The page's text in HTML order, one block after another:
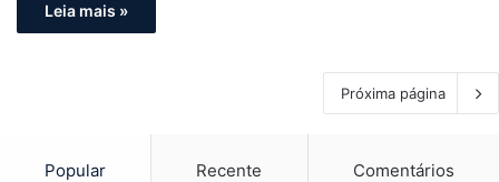
Leia mais »
Próxima página
Popular Recente Comentários